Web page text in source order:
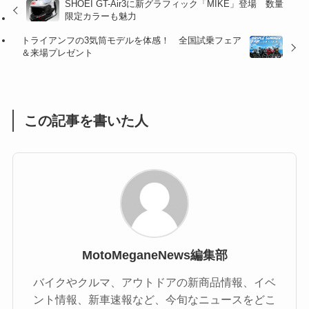
(47)
(16)
SHOEI GT-Air3に新グラフィック「MIKE」登場 数量
限定カラーも魅力
トライアンフの3気筒モデルを体感！ 全国試乗フェア
＆来場プレゼント
この記事を書いた人
MotoMeganeNews編集部
バイクやクルマ、アウトドアの新商品情報、イベ
ント情報、新車速報など、今旬なニュースをどこ